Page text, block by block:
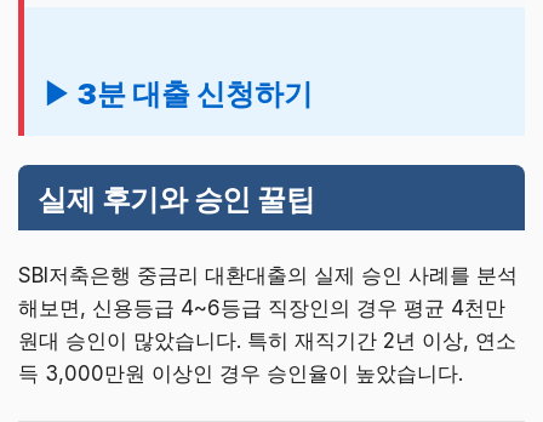
▶ 3분 대출 신청하기
실제 후기와 승인 꿀팁
SBI저축은행 중금리 대환대출의 실제 승인 사례를 분석
해보면, 신용등급 4~6등급 직장인의 경우 평균 4천만
원대 승인이 많았습니다. 특히 재직기간 2년 이상, 연소
득 3,000만원 이상인 경우 승인율이 높았습니다.